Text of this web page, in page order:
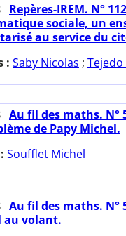
Repères-IREM. N°
sociale, un
au service du
: Saby Nicolas ; Tejedo
Au fil des maths. N°
de Papy Michel.
Soufflet Michel
Au fil des maths. N°
au volant.